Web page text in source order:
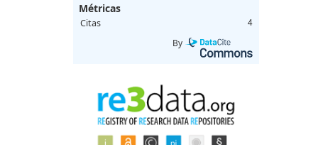
Métricas
Citas 4
By